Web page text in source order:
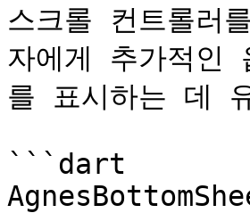
스크롤 컨트롤러
자에게 추가적인
를 표시하는 데
```dart